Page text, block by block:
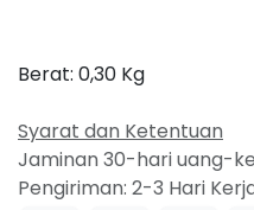
Berat: 0,30 Kg
Syarat dan Ketentuan
Jaminan 30-hari uang-
Pengiriman: 2-3 Hari